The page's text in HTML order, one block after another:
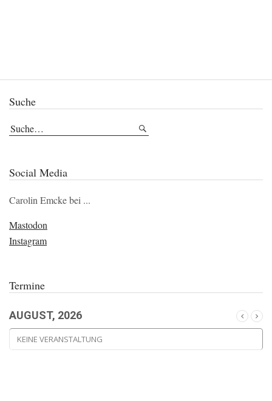
Suche
Social Media
Carolin Emcke bei ...
Mastodon
Instagram
Termine
AUGUST, 2026
KEINE VERANSTALTUNG